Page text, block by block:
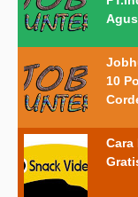
10
Cara